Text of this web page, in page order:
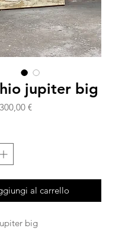
jupiter big
300,00 €Prezzo
al carrello
big